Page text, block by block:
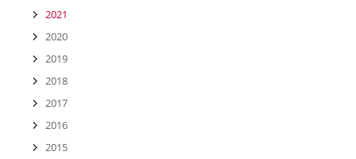
2021
2020
2019
2018
2017
2016
2015